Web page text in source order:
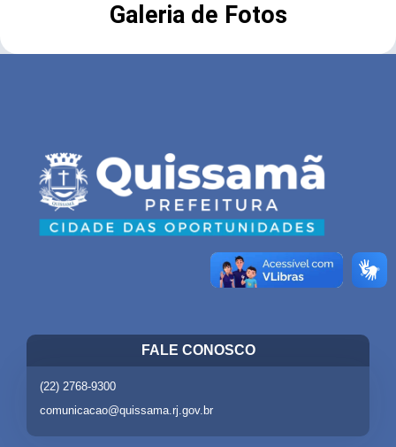
Galeria de Fotos
FALE CONOSCO
(22) 2768-9300
comunicacao@quissama.rj.gov.br